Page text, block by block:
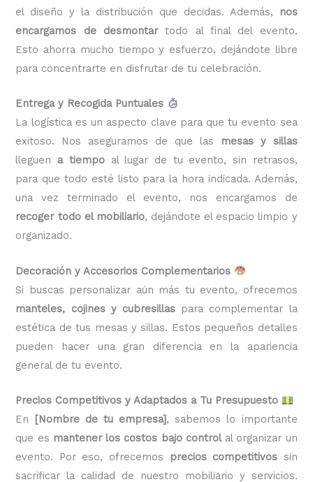
el diseño y la distribución que decidas. Además,
nos
encargamos de desmontartodo al final del evento.
Esto ahorra mucho tiempo y esfuerzo, dejándote libre
para concentrarte en disfrutar de tu celebración.
Entrega y Recogida Puntuales
La logística es un aspecto clave para que tu evento sea
exitoso. Nos aseguramos de que las
mesas y sillas
lleguen a tiempoal lugar de tu evento, sin retrasos,
para que todo esté listo para la hora indicada. Además,
una vez terminado el evento, nos encargamos de
recoger todo el mobiliario, dejándote el espacio limpio y
organizado.
Decoración y Accesorios Complementarios
Si buscas personalizar aún más tu evento, ofrecemos
manteles, cojines y cubresillas para complementar la
estética de tus mesas y sillas. Estos pequeños detalles
pueden hacer una gran diferencia en la apariencia
general de tu evento.
Precios Competitivos y Adaptados a Tu Presupuesto
En [Nombre de tu empresa], sabemos lo importante
que es mantener los costos bajo controlal organizar un
evento. Por eso, ofrecemos
precios competitivos sin
sacrificar la calidad de nuestro mobiliario y servicios.